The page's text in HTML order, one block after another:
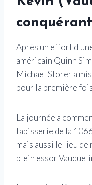
conquérant
Après un effort
américain Quinn
Michael Storer a
pour la première
La journée a
tapisserie de la
mais aussi le lieu de
plein essor